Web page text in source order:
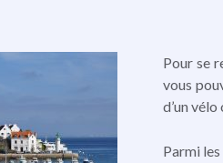
Pour se
vous
d’un
Parmi